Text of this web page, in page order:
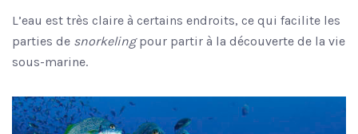
L’eau est très claire à certains endroits, ce qui facilite les
parties de snorkelingpour partir à la découverte de la vie
sous-marine.